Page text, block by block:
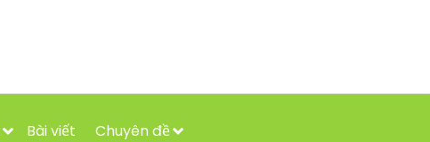
Bài viết Chuyên đề